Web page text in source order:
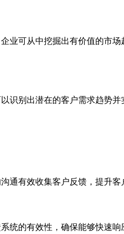
业可从中挖掘出有价值的市
识别出潜在的客户需求趋势
通有效收集客户反馈，提升客
统的有效性，确保能够快速